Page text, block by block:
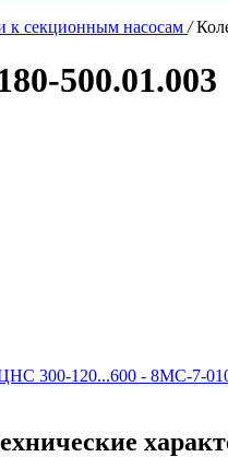
к секционным насосам /
500.01.003
300-120...600 - 8МС-7-